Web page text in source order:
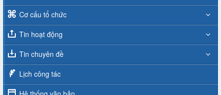
Cơ cấu tổ chức
Tin hoạt động
Tin chuyên đề
Lịch công tác